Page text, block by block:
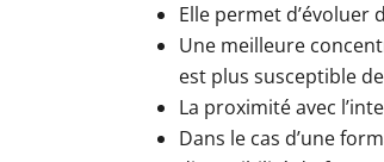
Elle permet d’évoluer
Une meilleure
est plus susceptible
La proximité avec
Dans le cas d’une